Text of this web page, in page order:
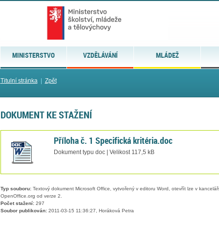
MINISTERSTVO VZDĚLÁVÁNÍ MLÁDEŽ
Titulní stránka| Zpět
DOKUMENT KE STAŽENÍ
Příloha č. 1 Specifická kritéria.doc
Dokument typu doc | Velikost 117,5 kB
Typ souboru:Textový dokument Microsoft Office, vytvořený v editoru Word, otevřít lze v
OpenOffice.org od verze 2.
Počet stažení:297
Soubor publikován:2011-03-15 11:36:27, Horáková Petra